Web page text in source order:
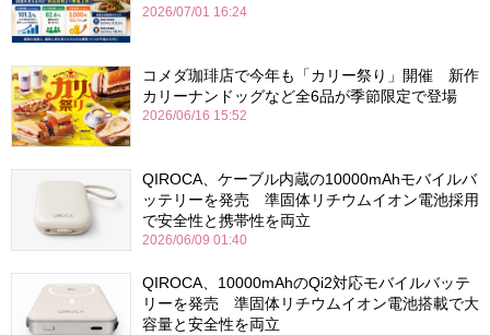
2026/07/01 16:24
コメダ珈琲店で今年も「カリー祭り」開催 新作
カリーナンドッグなど全6品が季節限定で登場
2026/06/16 15:52
QIROCA、ケーブル内蔵の10000mAhモバイルバ
ッテリーを発売 準固体リチウムイオン電池採用
で安全性と携帯性を両立
2026/06/09 01:40
QIROCA、10000mAhのQi2対応モバイルバッテ
リーを発売 準固体リチウムイオン電池搭載で大
容量と安全性を両立